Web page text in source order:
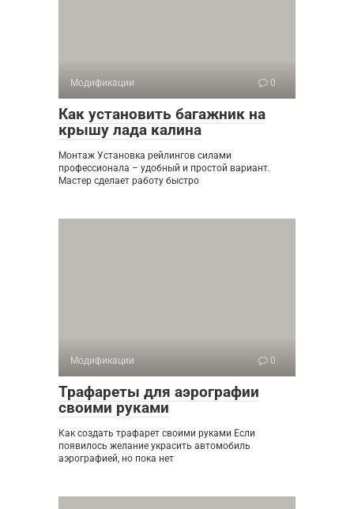
Модификации 0
Как установить багажник на
крышу лада калина
Монтаж Установка рейлингов силами
профессионала – удобный и простой вариант.
Мастер сделает работу быстро
Модификации 0
Трафареты для аэрографии
своими руками
Как создать трафарет своими руками Если
появилось желание украсить автомобиль
аэрографией, но пока нет